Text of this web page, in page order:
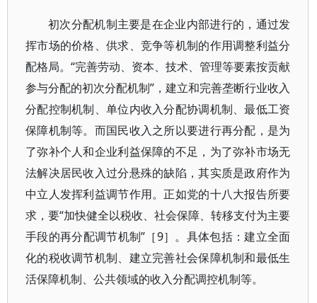
初次分配机制主要是在企业内部进行的，通过发
挥市场的价格、供求、竞争等机制的作用调整利益分
配格局。“完善劳动、资本、技术、管理等要素按贡献
参与分配的初次分配机制”，建立和完善垄断行业收入
分配控制机制、单位内收入分配协调机制、最低工资
保障机制等。而国民收入之所以要进行再分配，是为
了弥补个人和企业利益保障的不足，为了弥补市场无
法解决居民收入过分悬殊的缺陷，其实质是政府作为
中立人发挥利益调节作用。正如党的十八大报告所要
求，要“加快健全以税收、社会保障、转移支付为主要
手段的再分配调节机制”［9］。具体包括：建立全面
化的税收调节机制、建立完善社会保障机制和最低生
活保障机制、公共领域的收入分配调控机制等。